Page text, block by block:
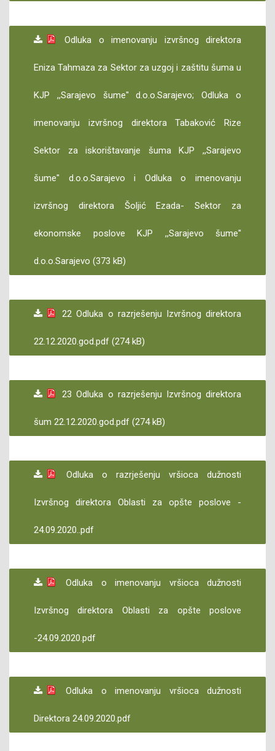
Odluka o imenovanju izvršnog direktora
Eniza Tahmaza za Sektor za uzgoj i zaštitu šuma u
KJP ,,Sarajevo šume'' d.o.o.Sarajevo; Odluka o
imenovanju izvršnog direktora Tabaković Rize
Sektor za iskorištavanje šuma KJP ,,Sarajevo
šume'' d.o.o.Sarajevo i Odluka o imenovanju
izvršnog direktora Šoljić Ezada- Sektor za
ekonomske poslove KJP ,,Sarajevo šume''
d.o.o.Sarajevo (373 kB)
22 Odluka o razrješenju Izvršnog direktora
22.12.2020.god.pdf (274 kB)
23 Odluka o razrješenju Izvršnog direktora
šum 22.12.2020.god.pdf (274 kB)
Odluka o razrješenju vršioca dužnosti
Izvršnog direktora Oblasti za opšte poslove -
24.09.2020..pdf
Odluka o imenovanju vršioca dužnosti
Izvršnog direktora Oblasti za opšte poslove
-24.09.2020.pdf
Odluka o imenovanju vršioca dužnosti
Direktora 24.09.2020.pdf